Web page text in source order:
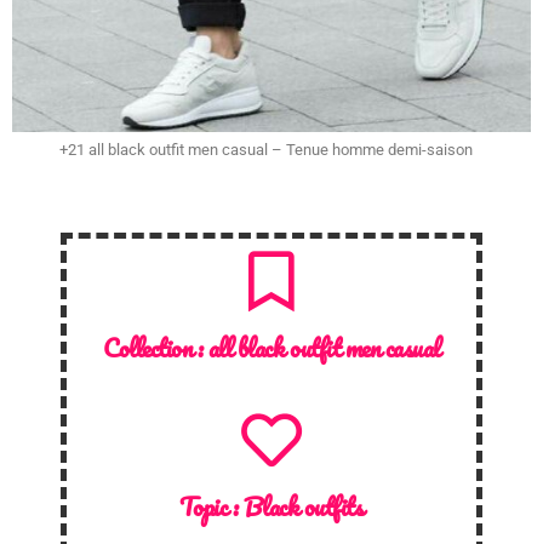
+21 all black outfit men casual – Tenue homme demi-saison
Collection :all black outfit men casual
Topic :Black outfits